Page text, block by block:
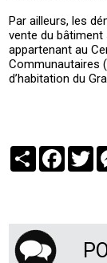
Par ailleurs, les
vente du bâtiment
appartenant au
Communautaires
d’habitation du
Partager